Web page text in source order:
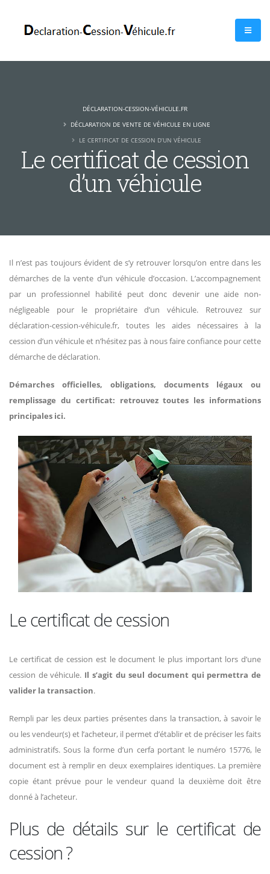
Le certificat de cession
d’un véhicule
DÉCLARATION-CESSION-VÉHICULE.FR
DÉCLARATION DE VENTE DE VÉHICULE EN LIGNE
LE CERTIFICAT DE CESSION D’UN VÉHICULE
Il n’est pas toujours évident de s’y retrouver lorsqu’on entre dans les
démarches de la vente d’un véhicule d’occasion. L’accompagnement
par un professionnel habilité peut donc devenir une aide non-
négligeable pour le propriétaire d’un véhicule. Retrouvez sur
déclaration-cession-véhicule.fr, toutes les aides nécessaires à la
cession d’un véhicule et n’hésitez pas à nous faire confiance pour cette
démarche de déclaration.
Démarches officielles, obligations, documents légaux ou
remplissage du certificat: retrouvez toutes les informations
principales ici.
Le certificat de cession
Le certificat de cession est le document le plus important lors d’une
cession de véhicule. Il s’agit du seul document qui permettra de
valider la transaction.
Rempli par les deux parties présentes dans la transaction, à savoir le
ou les vendeur(s) et l’acheteur, il permet d’établir et de préciser les faits
administratifs. Sous la forme d’un cerfa portant le numéro 15776, le
document est à remplir en deux exemplaires identiques. La première
copie étant prévue pour le vendeur quand la deuxième doit être
donné à l’acheteur.
Plus de détails sur le certificat de
cession ?